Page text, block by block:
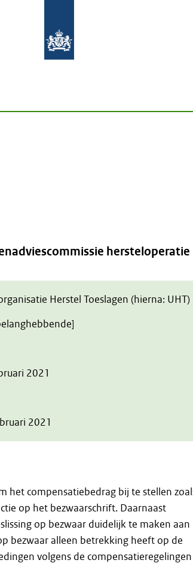
hersteloperatie
Herstel Toeslagen (hierna: UHT)
2021
2021
het compensatiebedrag bij te stellen
op het bezwaarschrift. Daarnaast
op bezwaar duidelijk te maken aan
bezwaar alleen betrekking heeft op de
volgens de compensatieregelingen